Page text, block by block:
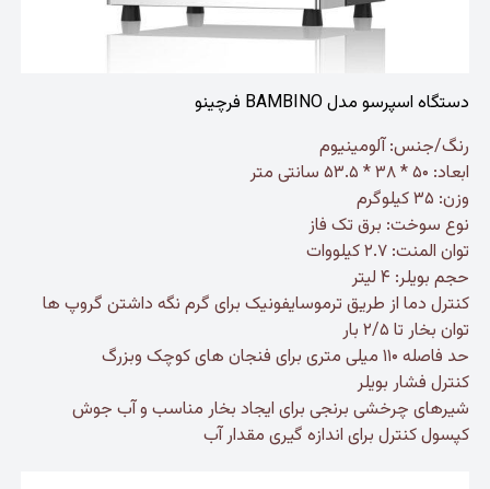
دستگاه اسپرسو مدل BAMBINO فرچینو
رنگ/جنس: آلومینیوم
ابعاد: ۵۰ * ۳۸ * ۵۳.۵ سانتی متر
وزن: ۳۵ کیلوگرم
نوع سوخت: برق تک فاز
توان المنت: ۲.۷ کیلووات
حجم بویلر: ۴ لیتر
کنترل دما از طریق ترموسایفونیک برای گرم نگه داشتن گروپ ها
توان بخار تا ۲/۵ بار
حد فاصله ۱۱۰ میلی متری برای فنجان های کوچک وبزرگ
کنترل فشار بویلر
شیرهای چرخشی برنجی برای ایجاد بخار مناسب و آب جوش
کپسول کنترل برای اندازه گیری مقدار آب